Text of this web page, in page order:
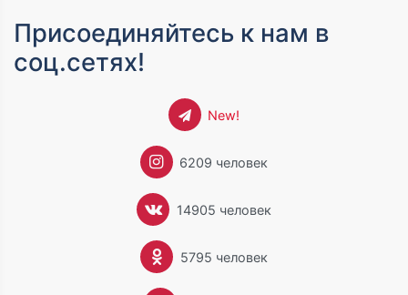
Присоединяйтесь к нам в
соц.сетях!
New!
6209 человек
14905 человек
5795 человек